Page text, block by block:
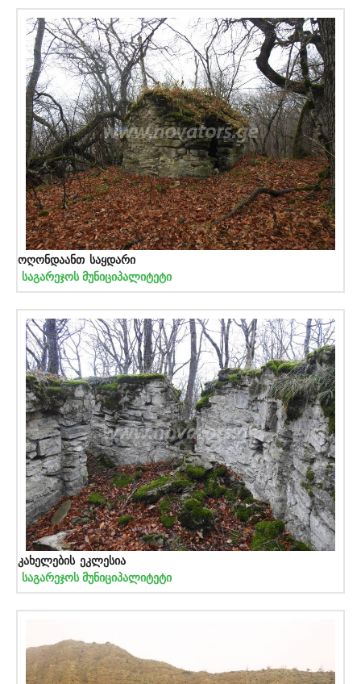
ოღონდაანთ საყდარი
საგარეჯოს მუნიციპალიტეტი
კახელების ეკლესია
საგარეჯოს მუნიციპალიტეტი